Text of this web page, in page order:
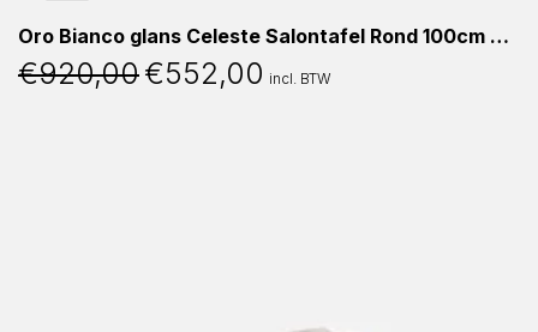
Oro Bianco glans Celeste Salontafel Rond 100cm 38cm hoog
€920,00 Oorspronkelijke
€552,00 Huidige
incl. BTW